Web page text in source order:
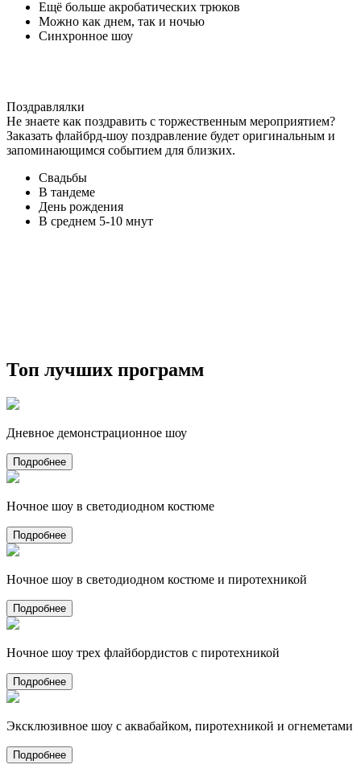
Ещё больше акробатических трюков
Можно как днем, так и ночью
Синхронное шоу
Поздравлялки
Не знаете как поздравить с торжественным мероприятием?
Заказать флайбрд-шоу поздравление будет оригинальным и
запоминающимся событием для близких.
Свадьбы
В тандеме
День рождения
В среднем 5-10 мнут
Топ лучших программ
Дневное демонстрационное шоу
Подробнее
Ночное шоу в светодиодном костюме
Подробнее
Ночное шоу в светодиодном костюме и пиротехникой
Подробнее
Ночное шоу трех флайбордистов с пиротехникой
Подробнее
Эксклюзивное шоу с аквабайком, пиротехникой и огнеметами
Подробнее